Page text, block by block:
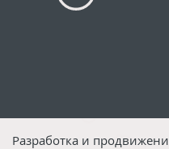
Разработка и